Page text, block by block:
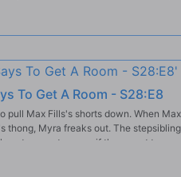
To Get A Room - S28:E8
pull Max Fills's shorts down. When
thong, Myra freaks out. The
to go get a room if they want to
The next time Max tries to lift
at all. Myra mocks Max while pulling